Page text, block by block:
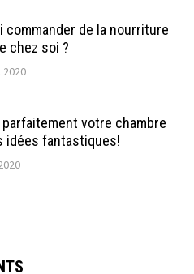
commander de la nourriture
chez soi ?
2020
parfaitement votre chambre
idées fantastiques!